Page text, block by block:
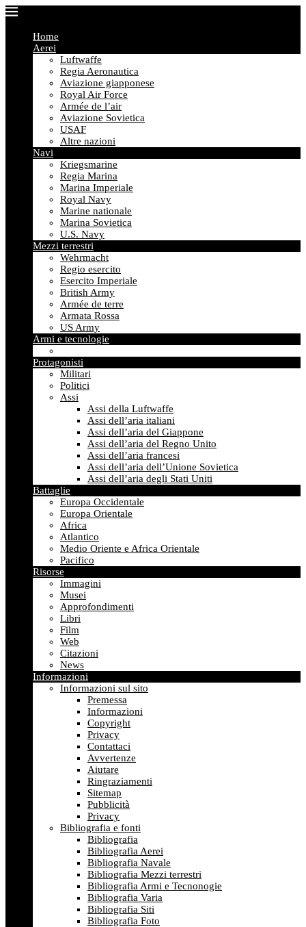
Home
Aerei
Luftwaffe
Regia Aeronautica
Aviazione giapponese
Royal Air Force
Armée de l’air
Aviazione Sovietica
USAF
Altre nazioni
Navi
Kriegsmarine
Regia Marina
Marina Imperiale
Royal Navy
Marine nationale
Marina Sovietica
U.S. Navy
Mezzi terrestri
Wehrmacht
Regio esercito
Esercito Imperiale
British Army
Armée de terre
Armata Rossa
US Army
Armi e tecnologie
Protagonisti
Militari
Politici
Assi
Assi della Luftwaffe
Assi dell’aria italiani
Assi dell’aria del Giappone
Assi dell’aria del Regno Unito
Assi dell’aria francesi
Assi dell’aria dell’Unione Sovietica
Assi dell’aria degli Stati Uniti
Battaglie
Europa Occidentale
Europa Orientale
Africa
Atlantico
Medio Oriente e Africa Orientale
Pacifico
Risorse
Immagini
Musei
Approfondimenti
Libri
Film
Web
Citazioni
News
Informazioni
Informazioni sul sito
Premessa
Informazioni
Copyright
Privacy
Contattaci
Avvertenze
Aiutare
Ringraziamenti
Sitemap
Pubblicità
Privacy
Bibliografia e fonti
Bibliografia
Bibliografia Aerei
Bibliografia Navale
Bibliografia Mezzi terrestri
Bibliografia Armi e Tecnonogie
Bibliografia Varia
Bibliografia Siti
Bibliografia Foto